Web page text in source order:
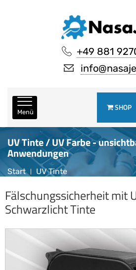
+49 881
Menü SHOP
UV Tinte / UV Farbe -
Anwendungen
Start UV Tinte
Fälschungssicherheit mit
Schwarzlicht Tinte